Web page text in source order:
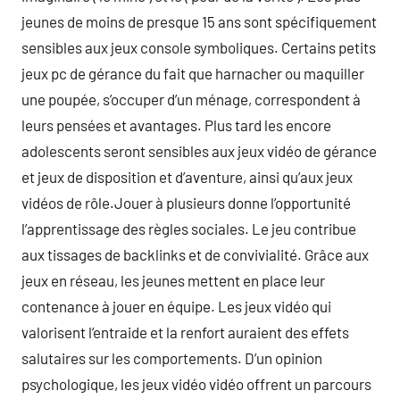
jeunes de moins de presque 15 ans sont spécifiquement
sensibles aux jeux console symboliques. Certains petits
jeux pc de gérance du fait que harnacher ou maquiller
une poupée, s’occuper d’un ménage, correspondent à
leurs pensées et avantages. Plus tard les encore
adolescents seront sensibles aux jeux vidéo de gérance
et jeux de disposition et d’aventure, ainsi qu’aux jeux
vidéos de rôle.Jouer à plusieurs donne l’opportunité
l’apprentissage des règles sociales. Le jeu contribue
aux tissages de backlinks et de convivialité. Grâce aux
jeux en réseau, les jeunes mettent en place leur
contenance à jouer en équipe. Les jeux vidéo qui
valorisent l’entraide et la renfort auraient des effets
salutaires sur les comportements. D’un opinion
psychologique, les jeux vidéo vidéo offrent un parcours